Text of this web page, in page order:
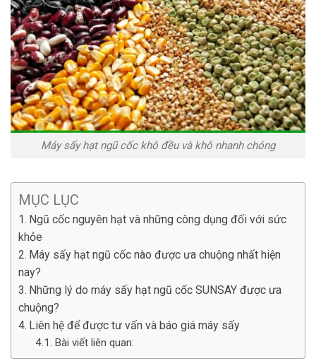
Máy sấy hạt ngũ cốc khô đều và khô nhanh chóng
MỤC LỤC
Ngũ cốc nguyên hạt và những công dụng đối với sức
khỏe
Máy sấy hạt ngũ cốc nào được ưa chuộng nhất hiện
nay?
Những lý do máy sấy hạt ngũ cốc SUNSAY được ưa
chuộng?
Liên hệ để được tư vấn và báo giá máy sấy
Bài viết liên quan: